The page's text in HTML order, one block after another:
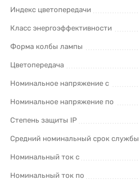
Индекс цветопередачи
Класс энергоэффективности
Форма колбы лампы
Цветопередача
Номинальное напряжение с
Номинальное напряжение по
Степень защиты IP
Средний номинальный срок службы
Номинальный ток с
Номинальный ток по